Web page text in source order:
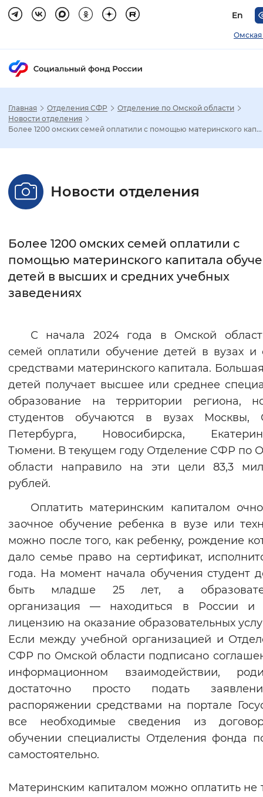
En
Омская
Настройка режима отображения
Стандартный Увеличенный
Интервал между буквами
Цвет сайта
Инверсивный
Синий фон
Изображения
Включены Выключены
Звуковой ассистент
Вернуть стандартные настройки
Главная Отделения СФР
Отделение по Омской области
Новости отделения
Более 1200 омских семей оплатили с помощью материнского кап...
Новости отделения
Более 1200 омских семей оплатили с
помощью материнского капитала
детей в высших и средних учебных
заведениях
С начала 2024 года в Омской
семей оплатили обучение детей в вузах и
средствами материнского капитала.
детей получает высшее или среднее
образование на территории региона,
студентов обучаются в вузах Москвы,
Петербурга, Новосибирска,
Тюмени. В текущем году Отделение СФР по
области направило на эти цели 83,3
рублей.
Оплатить материнским капиталом
заочное обучение ребенка в вузе или
можно после того, как ребенку, рождение
дало семье право на сертификат,
года. На момент начала обучения студент
быть младше 25 лет, а
организация — находиться в России и
лицензию на оказание образовательных
Если между учебной организацией и
СФР по Омской области подписано
информационном взаимодействии,
достаточно просто подать
распоряжении средствами на портале
все необходимые сведения из
обучении специалисты Отделения фонда
самостоятельно.
Материнским капиталом можно оплатить не